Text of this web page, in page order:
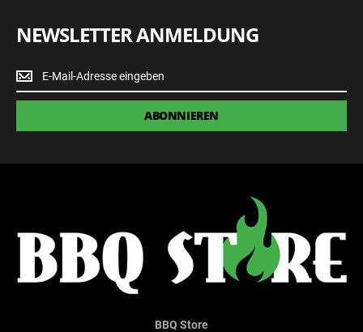
NEWSLETTER ANMELDUNG
Newsletter
Anmeldung
ABONNIEREN
BBQ Store